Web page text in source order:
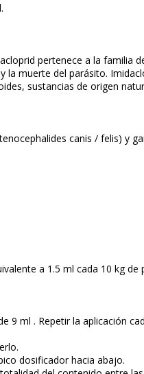
pertenece a la familia
la muerte del parásito.
sustancias de origen
canis / felis) y
a 1.5 ml cada 10 kg de
9 ml . Repetir la aplicación
dosificador hacia abajo.